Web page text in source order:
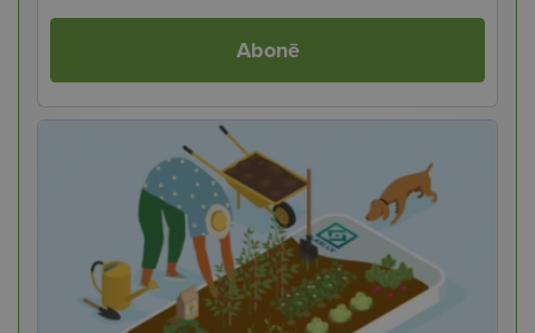
Abonē